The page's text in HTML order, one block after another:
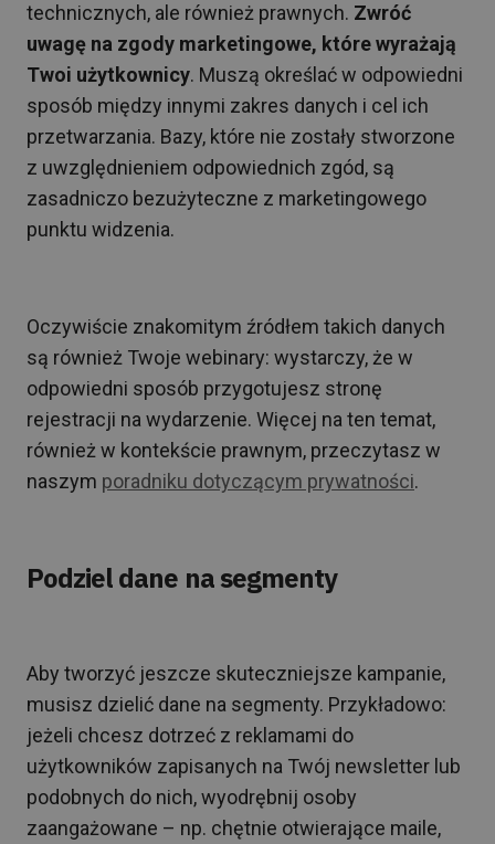
technicznych, ale również prawnych. Zwróć
uwagę na zgody marketingowe, które wyrażają
Twoi użytkownicy. Muszą określać w odpowiedni
sposób między innymi zakres danych i cel ich
przetwarzania. Bazy, które nie zostały stworzone
z uwzględnieniem odpowiednich zgód, są
zasadniczo bezużyteczne z marketingowego
punktu widzenia.
Oczywiście znakomitym źródłem takich danych
są również Twoje webinary: wystarczy, że w
odpowiedni sposób przygotujesz stronę
rejestracji na wydarzenie. Więcej na ten temat,
również w kontekście prawnym, przeczytasz w
naszym poradniku dotyczącym prywatności.
Podziel dane na segmenty
Aby tworzyć jeszcze skuteczniejsze kampanie,
musisz dzielić dane na segmenty. Przykładowo:
jeżeli chcesz dotrzeć z reklamami do
użytkowników zapisanych na Twój newsletter lub
podobnych do nich, wyodrębnij osoby
zaangażowane – np. chętnie otwierające maile,